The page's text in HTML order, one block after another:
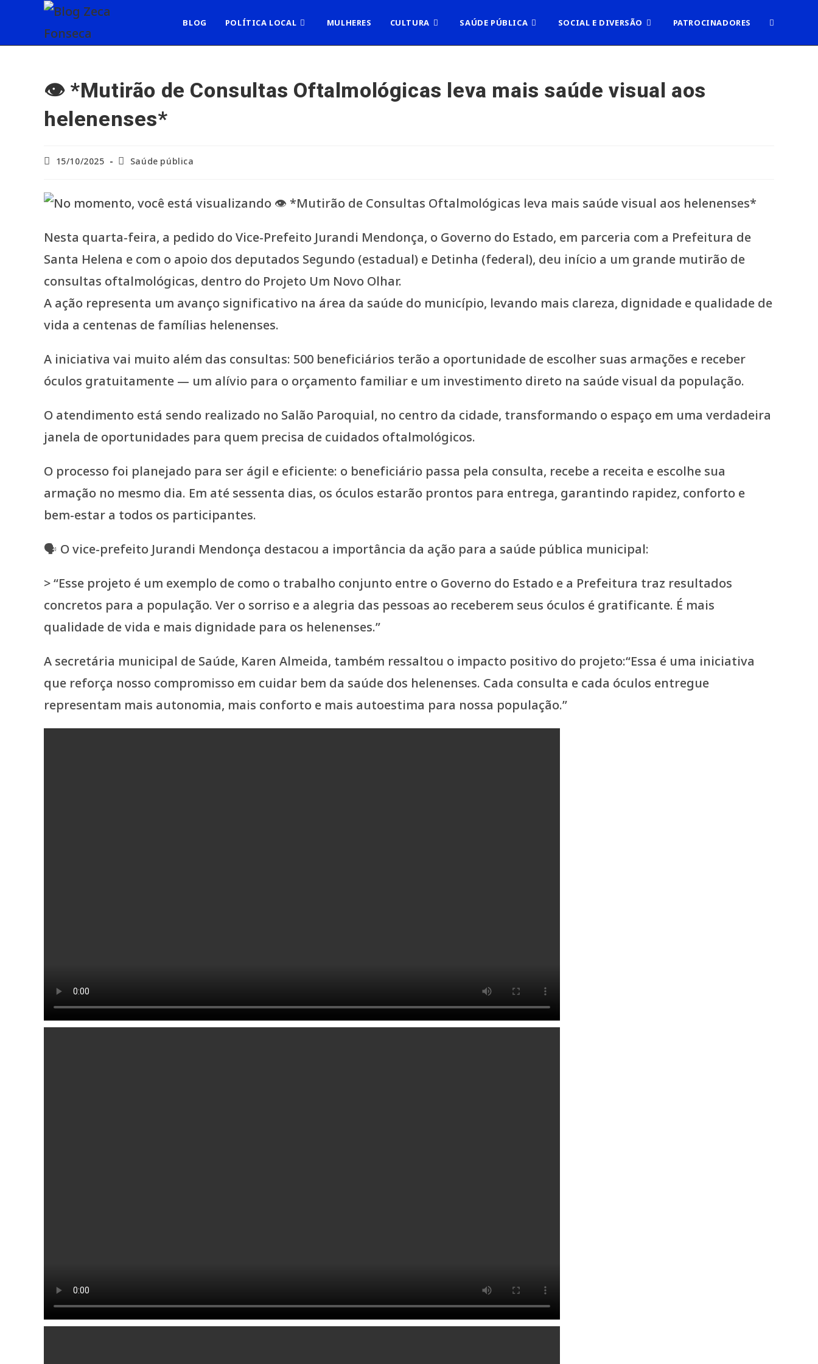
BLOG POLÍTICA LOCAL MULHERES CULTURA SAÚDE PÚBLICA SOCIAL E DIVERSÃO PATROCINADORES ALTERNAR
👁️ *Mutirão de Consultas Oftalmológicas leva mais saúde visual aos
helenenses*
Post15/10/2025
Categoria
Saúde pública
Nesta quarta-feira, a pedido do Vice-Prefeito Jurandi Mendonça, o Governo do Estado, em parceria com a Prefeitura de
Santa Helena e com o apoio dos deputados Segundo (estadual) e Detinha (federal), deu início a um grande mutirão de
consultas oftalmológicas, dentro do Projeto Um Novo Olhar.
A ação representa um avanço significativo na área da saúde do município, levando mais clareza, dignidade e qualidade de
vida a centenas de famílias helenenses.
A iniciativa vai muito além das consultas: 500 beneficiários terão a oportunidade de escolher suas armações e receber
óculos gratuitamente — um alívio para o orçamento familiar e um investimento direto na saúde visual da população.
O atendimento está sendo realizado no Salão Paroquial, no centro da cidade, transformando o espaço em uma verdadeira
janela de oportunidades para quem precisa de cuidados oftalmológicos.
O processo foi planejado para ser ágil e eficiente: o beneficiário passa pela consulta, recebe a receita e escolhe sua
armação no mesmo dia. Em até sessenta dias, os óculos estarão prontos para entrega, garantindo rapidez, conforto e
bem-estar a todos os participantes.
🗣️ O vice-prefeito Jurandi Mendonça destacou a importância da ação para a saúde pública municipal:
> “Esse projeto é um exemplo de como o trabalho conjunto entre o Governo do Estado e a Prefeitura traz resultados
concretos para a população. Ver o sorriso e a alegria das pessoas ao receberem seus óculos é gratificante. É mais
qualidade de vida e mais dignidade para os helenenses.”
A secretária municipal de Saúde, Karen Almeida, também ressaltou o impacto positivo do projeto:“Essa é uma iniciativa
que reforça nosso compromisso em cuidar bem da saúde dos helenenses. Cada consulta e cada óculos entregue
representam mais autonomia, mais conforto e mais autoestima para nossa população.”